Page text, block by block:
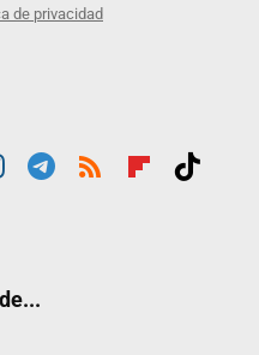
de privacidad